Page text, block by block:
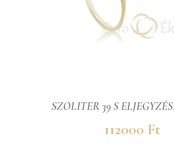
SZOLITER 39 S
112000 Ft